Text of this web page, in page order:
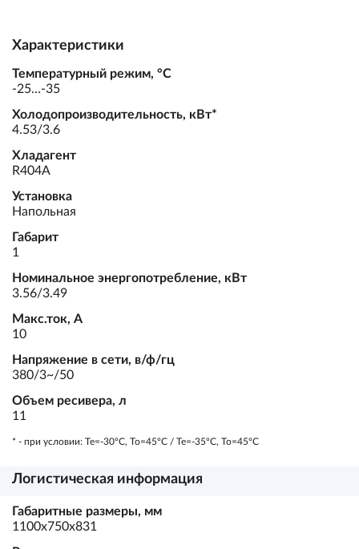
Характеристики
Температурный режим, °С
-25…-35
Холодопроизводительность, кВт*
4.53/3.6
Хладагент
R404A
Установка
Напольная
Габарит
1
Номинальное энергопотребление, кВт
3.56/3.49
Макс.ток, А
10
Напряжение в сети, в/ф/гц
380/3~/50
Объем ресивера, л
11
* - при условии: Te=-30ºC, To=45ºC / Te=-35ºC, To=45ºC
Логистическая информация
Габаритные размеры, мм
1100х750х831